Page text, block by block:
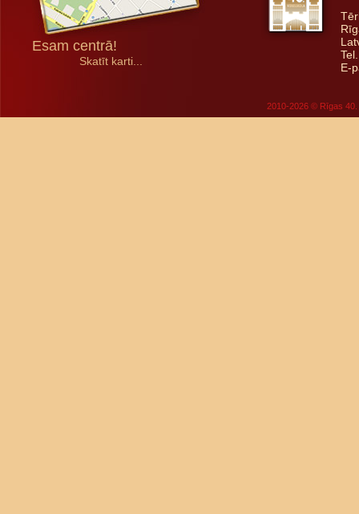
Esam centrā!
Skatīt karti...
E-
2010-2026 © Rīgas